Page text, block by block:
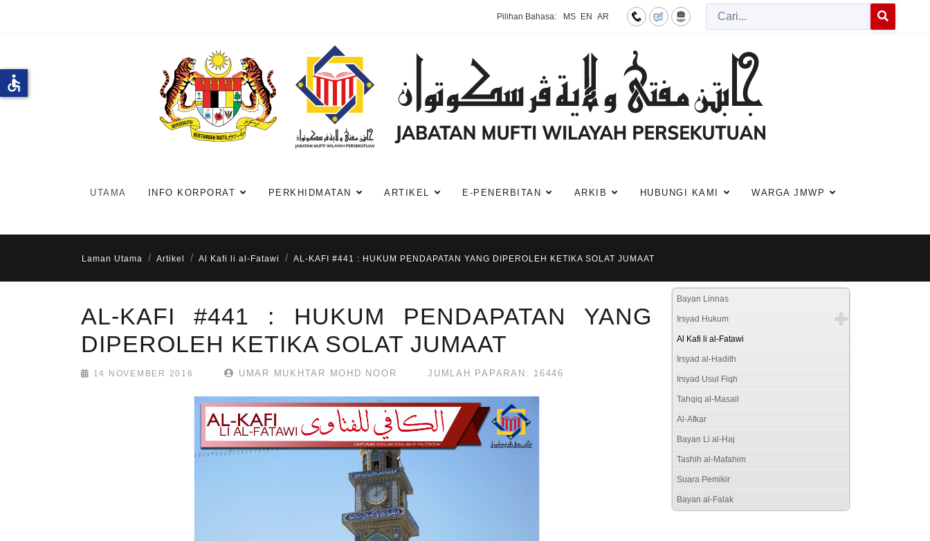
Pilihan Bahasa: MS EN AR
Cari
UTAMA INFO KORPORAT PERKHIDMATAN ARTIKEL E-PENERBITAN ARKIB HUBUNGI KAMI WARGA JMWP
Laman Utama Artikel Al Kafi li al-Fatawi AL-KAFI #441 : HUKUM PENDAPATAN YANG DIPEROLEH KETIKA SOLAT JUMAAT
AL-KAFI #441 : HUKUM PENDAPATAN YANG
DIPEROLEH KETIKA SOLAT JUMAAT
14 NOVEMBER 2016 UMAR MUKHTAR MOHD NOOR JUMLAH PAPARAN: 16446
Bayan Linnas
Irsyad Hukum
Al Kafi li al-Fatawi
Irsyad al-Hadith
Irsyad Usul Fiqh
Tahqiq al-Masail
Al-Afkar
Bayan Li al-Haj
Tashih al-Mafahim
Suara Pemikir
Bayan al-Falak
accessible